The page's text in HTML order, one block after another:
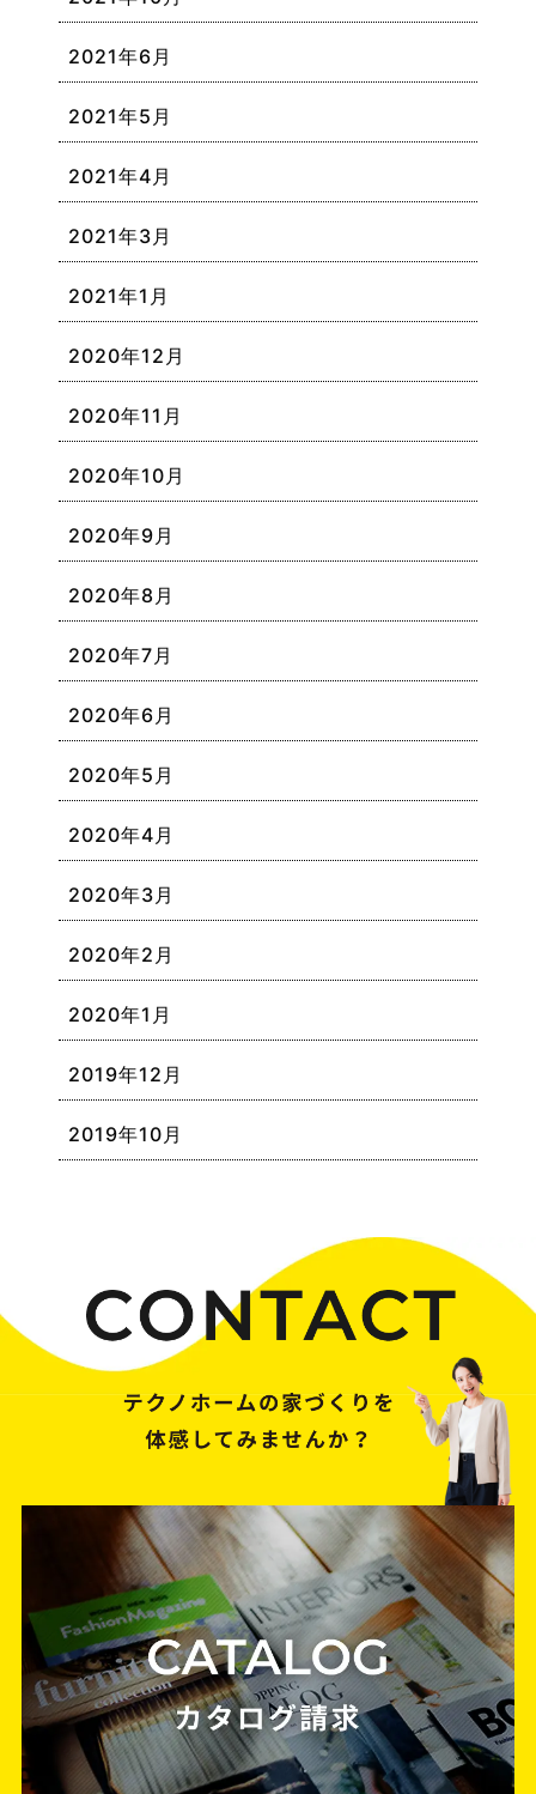
2021年6月
2021年5月
2021年4月
2021年3月
2021年1月
2020年12月
2020年11月
2020年10月
2020年9月
2020年8月
2020年7月
2020年6月
2020年5月
2020年4月
2020年3月
2020年2月
2020年1月
2019年12月
2019年10月